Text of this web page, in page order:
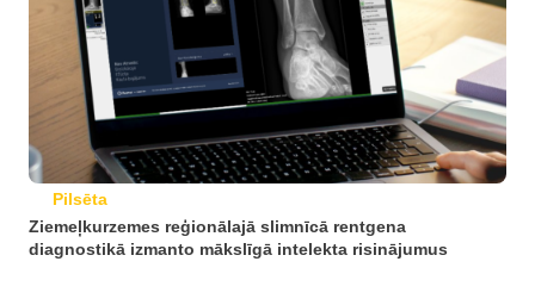
Pilsēta
Ziemeļkurzemes reģionālajā slimnīcā rentgena
diagnostikā izmanto mākslīgā intelekta risinājumus